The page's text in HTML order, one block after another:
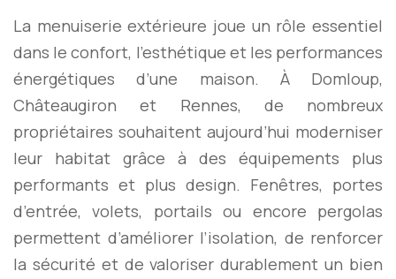
La menuiserie extérieure joue un rôle essentiel
dans le confort, l’esthétique et les performances
énergétiques d’une maison. À Domloup,
Châteaugiron et Rennes, de nombreux
propriétaires souhaitent aujourd’hui moderniser
leur habitat grâce à des équipements plus
performants et plus design. Fenêtres, portes
d’entrée, volets, portails ou encore pergolas
permettent d’améliorer l’isolation, de renforcer
la sécurité et de valoriser durablement un bien